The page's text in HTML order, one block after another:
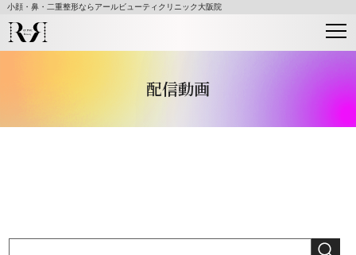
小顔・鼻・二重整形ならアールビューティクリニック大阪院
配信動画